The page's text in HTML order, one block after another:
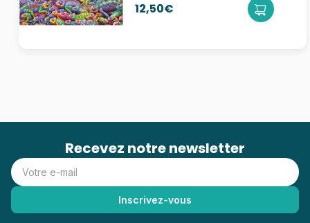
12,50€
Recevez notre newsletter